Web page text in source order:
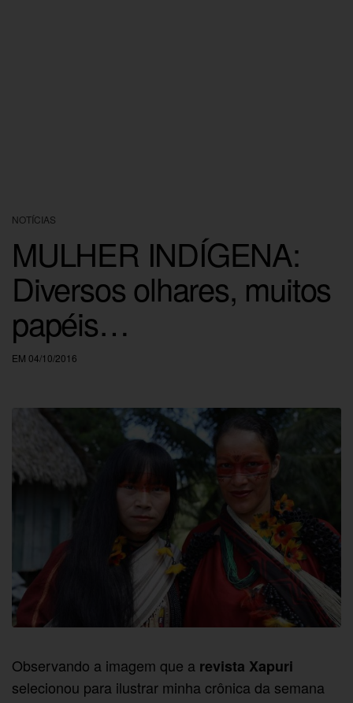
NOTÍCIAS
MULHER INDÍGENA:
Diversos olhares, muitos
papéis…
EM 04/10/2016
Observando a imagem que a revista Xapuri
selecionou para ilustrar minha crônica da semana